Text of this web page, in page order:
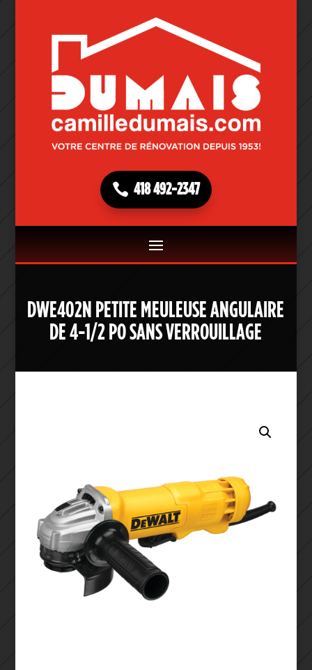
418 492-2347
DWE402N PETITE MEULEUSE ANGULAIRE
DE 4-1/2 PO SANS VERROUILLAGE